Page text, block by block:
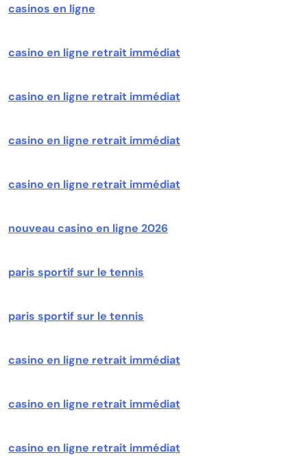
casinos en ligne
casino en ligne retrait immédiat
casino en ligne retrait immédiat
casino en ligne retrait immédiat
casino en ligne retrait immédiat
nouveau casino en ligne 2026
paris sportif sur le tennis
paris sportif sur le tennis
casino en ligne retrait immédiat
casino en ligne retrait immédiat
casino en ligne retrait immédiat